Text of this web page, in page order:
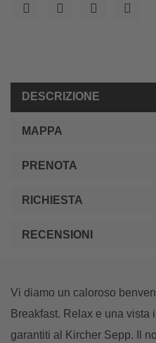
DESCRIZIONE
MAPPA
PRENOTA
RICHIESTA
RECENSIONI
Vi diamo un caloroso
Breakfast. Relax e una
garantiti al Kircher Sepp. Il